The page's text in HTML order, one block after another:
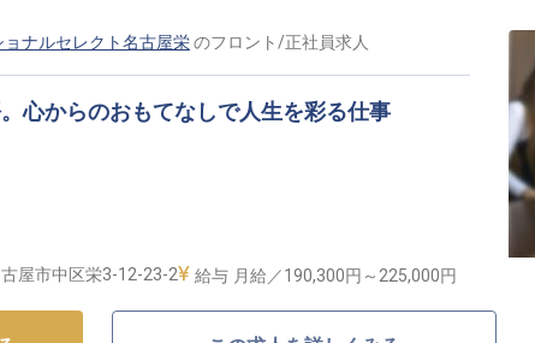
ナルセレクト名古屋栄のフロント /正社員求人
心からのおもてなしで人生を彩る仕事
屋市中区栄3-12-23-2 給与 月給／190,300円～ 225,000円